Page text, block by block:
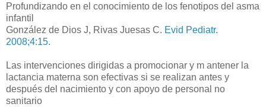
Profundizando en el conocimiento de los fenotipos del asma
infantil
González de Dios J, Rivas Juesas C. Evid Pediatr.
2008;4:15.
Las intervenciones dirigidas a promocionar y m antener la
lactancia materna son efectivas si se realizan antes y
después del nacimiento y con apoyo de personal no
sanitario